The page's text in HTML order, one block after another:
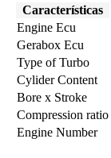
Características
Engine Ecu
Gerabox Ecu
Type of Turbo
Cylider Content
Bore x Stroke
Compression ratio
Engine Number